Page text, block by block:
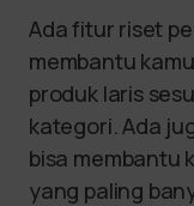
Ada fitur riset
membantu
produk laris
kategori. Ada
bisa membantu
yang paling